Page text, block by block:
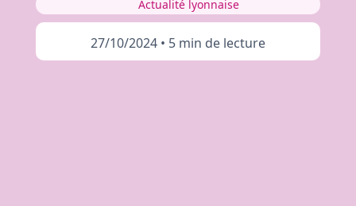
Actualité lyonnaise
27/10/2024 • 5 min de lecture